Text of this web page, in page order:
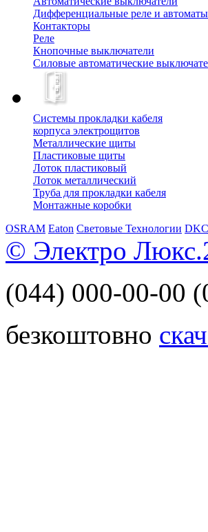
Дифференциальные реле и
Контакторы
Реле
Кнопочные выключатели
Силовые автоматические
Системы прокладки кабеля
корпуса электрощитов
Металлические щиты
Пластиковые щиты
Лоток пластиковый
Лоток металлический
Труба для прокладки кабеля
Монтажные коробки
OSRAM Eaton Световые Технологии DKC
© Электро
(044) 000-00-00
безкоштовно